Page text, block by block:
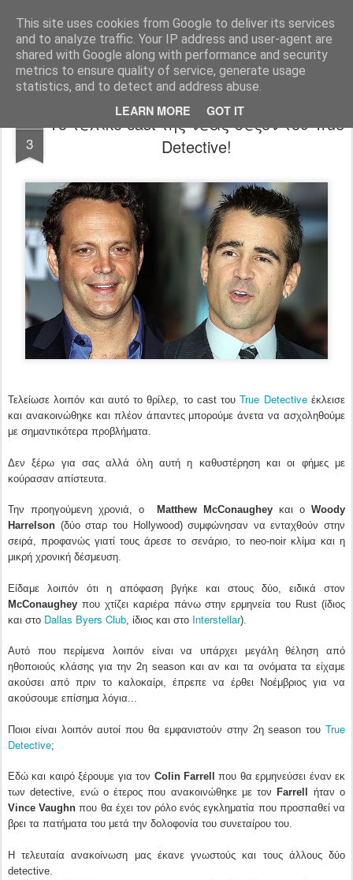
This site uses cookies from Google to deliver its services
and to analyze traffic. Your IP address and user-agent are
shared with Google along with performance and security
metrics to ensure quality of service, generate usage
statistics, and to detect and address abuse.
LEARN MORE GOT IT
FilmBoy
3
Το τελικό cast της νέας σεζόν του True
Detective!
Τελείωσε λοιπόν και αυτό το θρίλερ, το cast τουTrue Detectiveέκλεισε
και ανακοινώθηκε και πλέον άπαντες μπορούμε άνετα να ασχοληθούμε
με σημαντικότερα προβλήματα.
Δεν ξέρω για σας αλλά όλη αυτή η καθυστέρηση και οι φήμες με
κούρασαν απίστευτα.
Την προηγούμενη χρονιά, ο Matthew McConaughey και ο Woody
Harrelson (δύο σταρ του Hollywood) συμφώνησαν να ενταχθούν στην
σειρά, προφανώς γιατί τους άρεσε το σενάριο, το neo-noir κλίμα και η
μικρή χρονική δέσμευση.
Είδαμε λοιπόν ότι η απόφαση βγήκε και στους δύο, ειδικά στον
McConaughey που χτίζει καριέρα πάνω στην ερμηνεία του Rust (ίδιος
και στο Dallas Byers Club, ίδιος και στο Interstellar).
Αυτό που περίμενα λοιπόν είναι να υπάρχει μεγάλη θέληση από
ηθοποιούς κλάσης για την 2η season και αν και τα ονόματα τα είχαμε
ακούσει από πριν το καλοκαίρι, έπρεπε να έρθει Νοέμβριος για να
ακούσουμε επίσημα λόγια...
Ποιοι είναι λοιπόν αυτοί που θα εμφανιστούν στην 2η season του True
Detective;
Εδώ και καιρό ξέρουμε για τον Colin Farrell
που θα ερμηνεύσει έναν εκ
των detective, ενώ ο έτερος που ανακοινώθηκε με τον Farrell ήταν ο
Vince Vaughn που θα έχει τον ρόλο ενός εγκληματία που προσπαθεί να
βρει τα πατήματα του μετά την δολοφονία του συνεταίρου του.
Η τελευταία ανακοίνωση μας έκανε γνωστούς και τους άλλους δύο
detective.